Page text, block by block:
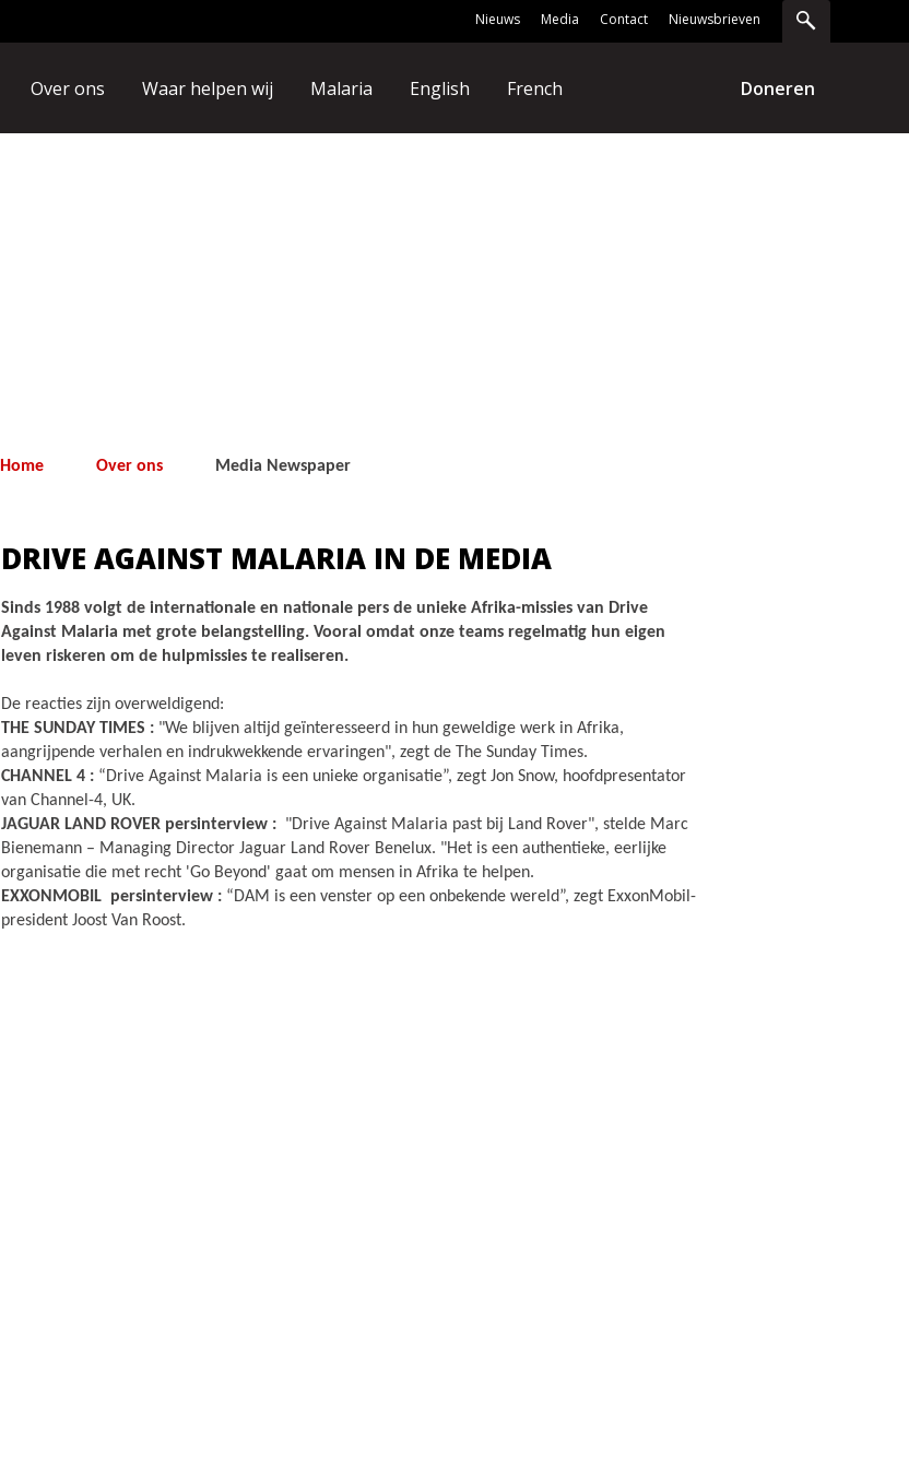
Nieuws Media Contact Nieuwsbrieven
Over ons Waar helpen wij Malaria English French Doneren
Home Over ons Media Newspaper
DRIVE AGAINST MALARIA IN DE MEDIA
Sinds 1988 volgt de internationale en nationale pers de unieke Afrika-missies van Drive
Against Malaria met grote belangstelling. Vooral omdat onze teams regelmatig hun eigen
leven riskeren om de hulpmissies te realiseren.
De reacties zijn overweldigend:
THE SUNDAY TIMES : "We blijven altijd geïnteresseerd in hun geweldige werk in Afrika,
aangrijpende verhalen en indrukwekkende ervaringen", zegt de The Sunday Times.
CHANNEL 4 : “Drive Against Malaria is een unieke organisatie”, zegt Jon Snow, hoofdpresentator
van Channel-4, UK.
JAGUAR LAND ROVER persinterview : "Drive Against Malaria past bij Land Rover", stelde Marc
Bienemann – Managing Director Jaguar Land Rover Benelux. "Het is een authentieke, eerlijke
organisatie die met recht 'Go Beyond' gaat om mensen in Afrika te helpen.
EXXONMOBIL persinterview : “DAM is een venster op een onbekende wereld”, zegt ExxonMobil-
president Joost Van Roost.